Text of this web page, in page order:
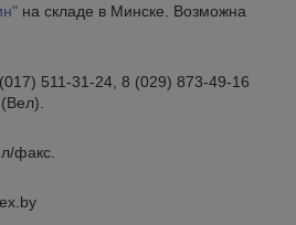
на складе в Минске. Возможна
511-31-24, 8 (029) 873-49-16
факс.